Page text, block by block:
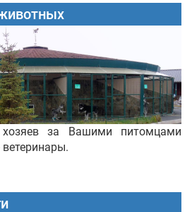
за Вашими питомцами